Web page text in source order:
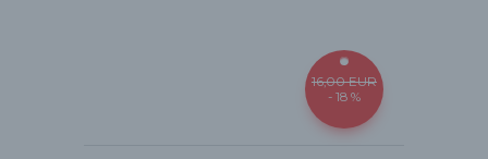
16,00 EUR
- 18 %